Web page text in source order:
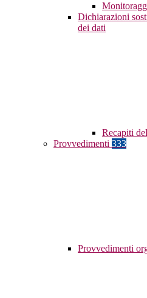
Dichiarazioni
dei dati
Recapiti
Provvedimenti 333
Provvedimenti